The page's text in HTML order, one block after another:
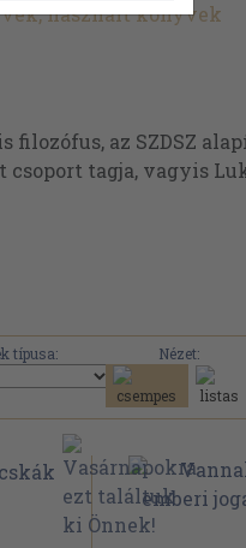
használt könyvek
az SZDSZ
tagja, vagyis
típusa:
Nézet: